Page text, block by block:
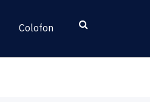
Colofon